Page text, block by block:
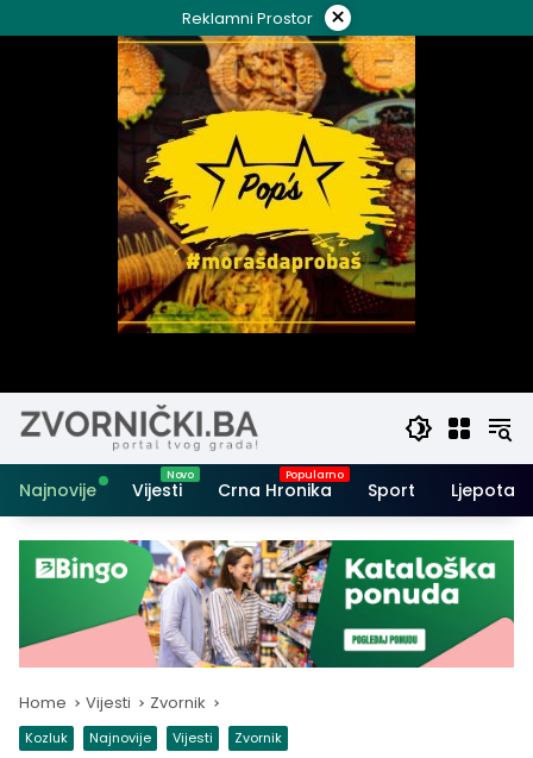
to
Reklamni Prostor ×
Najnovije Vijesti Crna Hronika Sport Ljepota i
Home Vijesti Zvornik
Kozluk Najnovije Vijesti Zvornik